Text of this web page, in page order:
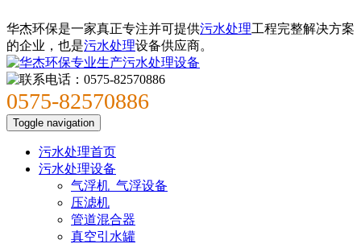
华杰环保是一家真正专注并可提供污水处理工程完整解决方案
的企业，也是污水处理设备供应商。
0575-82570886
Toggle navigation
污水处理首页
污水处理设备
气浮机_气浮设备
压滤机
管道混合器
真空引水罐